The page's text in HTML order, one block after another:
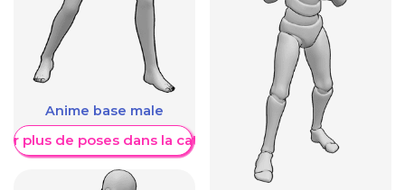
Anime base male
plus de poses dans la catégorie